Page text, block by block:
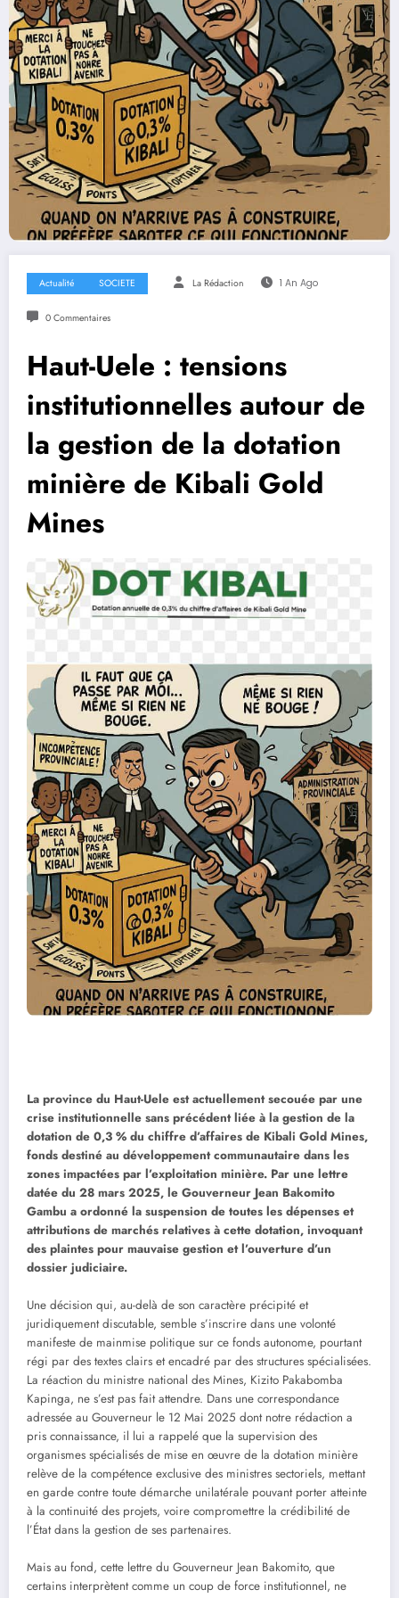
Actualité SOCIETE La Rédaction 1 An Ago
0 Commentaires
Haut-Uele : tensions
institutionnelles autour de
la gestion de la dotation
minière de Kibali Gold
Mines
La province du Haut-Uele est actuellement secouée par une
crise institutionnelle sans précédent liée à la gestion de la
dotation de 0,3 % du chiffre d’affaires de Kibali Gold Mines,
fonds destiné au développement communautaire dans les
zones impactées par l’exploitation minière. Par une lettre
datée du 28 mars 2025, le Gouverneur Jean Bakomito
Gambu a ordonné la suspension de toutes les dépenses et
attributions de marchés relatives à cette dotation, invoquant
des plaintes pour mauvaise gestion et l’ouverture d’un
dossier judiciaire.
Une décision qui, au-delà de son caractère précipité et
juridiquement discutable, semble s’inscrire dans une volonté
manifeste de mainmise politique sur ce fonds autonome, pourtant
régi par des textes clairs et encadré par des structures spécialisées.
La réaction du ministre national des Mines, Kizito Pakabomba
Kapinga, ne s’est pas fait attendre. Dans une correspondance
adressée au Gouverneur le 12 Mai 2025 dont notre rédaction a
pris connaissance, il lui a rappelé que la supervision des
organismes spécialisés de mise en œuvre de la dotation minière
relève de la compétence exclusive des ministres sectoriels, mettant
en garde contre toute démarche unilatérale pouvant porter atteinte
à la continuité des projets, voire compromettre la crédibilité de
l’État dans la gestion de ses partenaires.
Mais au fond, cette lettre du Gouverneur Jean Bakomito, que
certains interprètent comme un coup de force institutionnel, ne